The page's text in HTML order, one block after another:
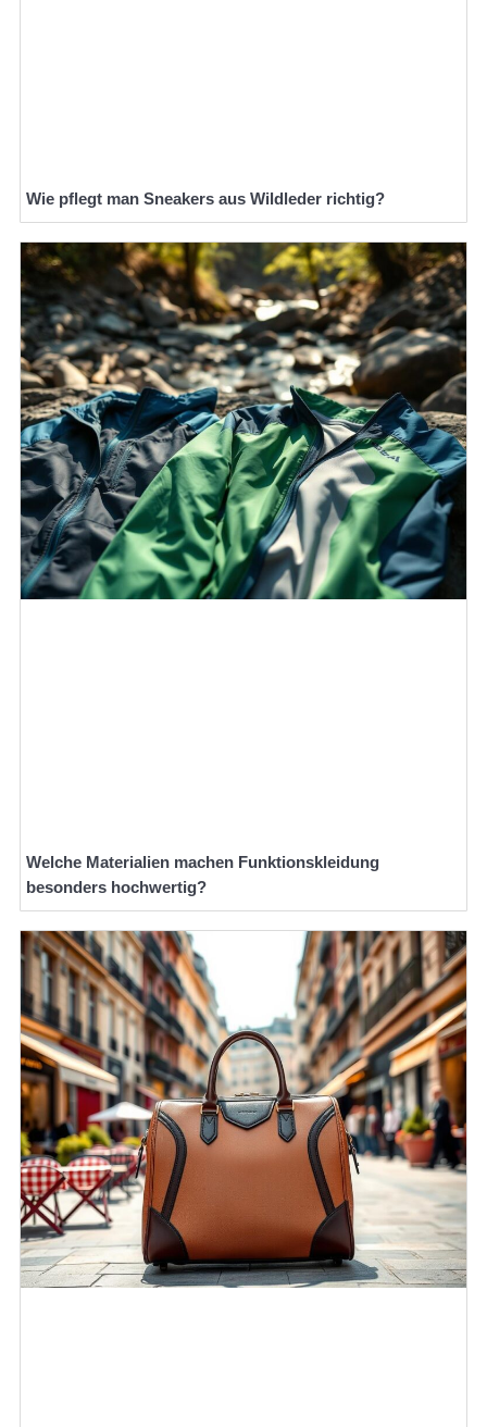
Wie pflegt man Sneakers aus Wildleder richtig?
Welche Materialien machen Funktionskleidung
besonders hochwertig?